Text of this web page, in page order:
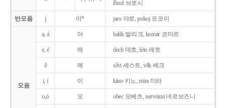
Brož 브로시
반모음 j 이* jaro 야로, pokoj 포코이
모음
a, á 아 balík 발리크, komár 코마르
e, é 에 dech 데흐, léto 레토
ě 예 sěst 셰스트, věk 베크
i, í 이 kino 키노, míra 미라
o,ó 오 obec 오베츠, nervózni 네르보즈니